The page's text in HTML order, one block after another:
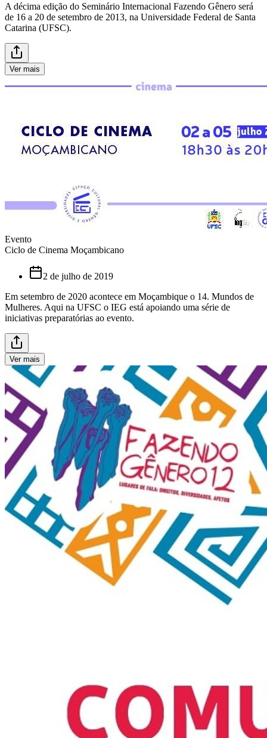
A décima edição do Seminário Internacional Fazendo Gênero será
de 16 a 20 de setembro de 2013, na Universidade Federal de Santa
Catarina (UFSC).
Ver mais
Evento
Ciclo de Cinema Moçambicano
2 de julho de 2019
Em setembro de 2020 acontece em Moçambique o 14. Mundos de
Mulheres. Aqui na UFSC o IEG está apoiando uma série de
iniciativas preparatórias ao evento.
Ver mais